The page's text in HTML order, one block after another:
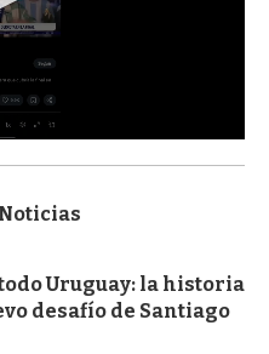
Uruguay: la historia
desafío de Santiago